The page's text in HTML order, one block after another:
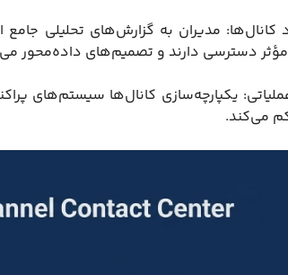
کانال‌ها: مدیران به گزارش‌های تحلیلی
دسترسی دارند و تصمیم‌های داده‌محور
یکپارچه‌سازی کانال‌ها سیستم‌های
می‌کند.